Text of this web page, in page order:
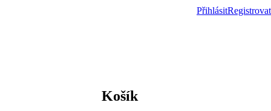
PřihlásitRegistrovat
Košík